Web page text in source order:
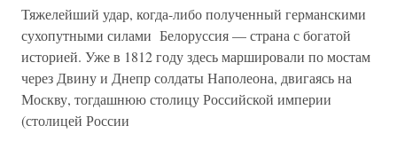
Тяжелейший удар, когда-либо полученный германскими
сухопутными силами Белоруссия — страна с богатой
историей. Уже в 1812 году здесь маршировали по мостам
через Двину и Днепр солдаты Наполеона, двигаясь на
Москву, тогдашнюю столицу Российской империи
(столицей России